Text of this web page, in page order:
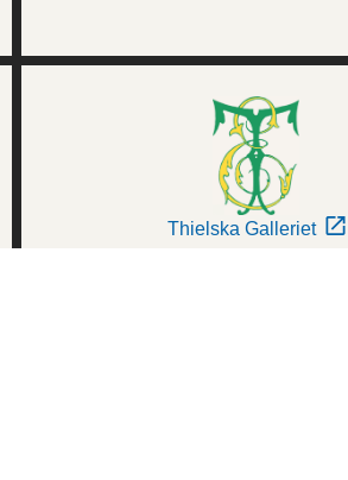
Thielska Galleriet